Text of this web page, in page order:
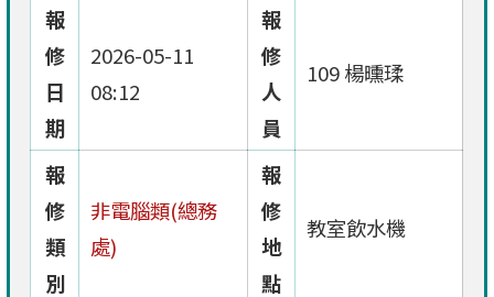
報
修
日
期
2026-05-11
08:12
報
修
人
員
109 楊曛瑈
報
修
類
別
非電腦類(總務
處)
報
修
地
點
教室飲水機